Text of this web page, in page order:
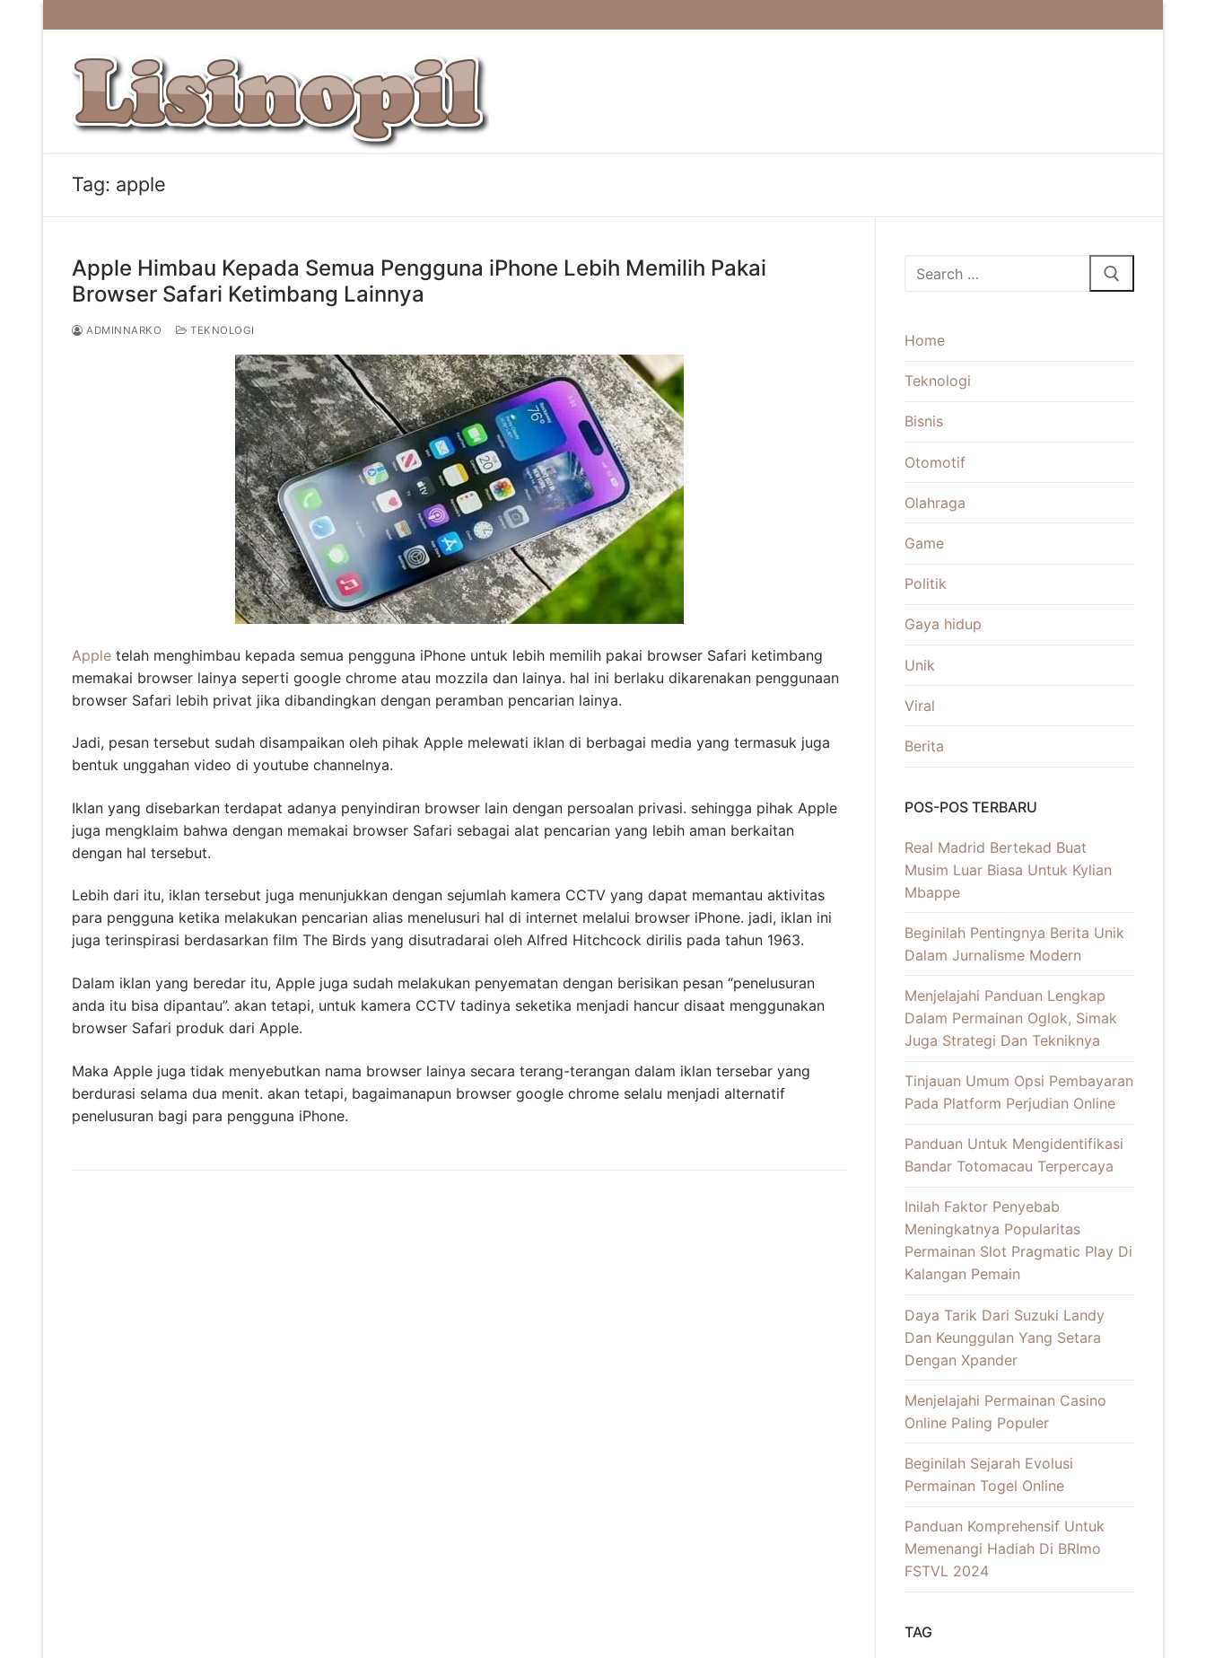
ke
konten
Tag: apple
Apple Himbau Kepada Semua Pengguna iPhone Lebih Memilih Pakai
Browser Safari Ketimbang Lainnya
ADMINNARKO TEKNOLOGI
Apple telah menghimbau kepada semua pengguna iPhone untuk lebih memilih pakai browser Safari ketimbang
memakai browser lainya seperti google chrome atau mozzila dan lainya. hal ini berlaku dikarenakan penggunaan
browser Safari lebih privat jika dibandingkan dengan peramban pencarian lainya.
Jadi, pesan tersebut sudah disampaikan oleh pihak Apple melewati iklan di berbagai media yang termasuk juga
bentuk unggahan video di youtube channelnya.
Iklan yang disebarkan terdapat adanya penyindiran browser lain dengan persoalan privasi. sehingga pihak Apple
juga mengklaim bahwa dengan memakai browser Safari sebagai alat pencarian yang lebih aman berkaitan
dengan hal tersebut.
Lebih dari itu, iklan tersebut juga menunjukkan dengan sejumlah kamera CCTV yang dapat memantau aktivitas
para pengguna ketika melakukan pencarian alias menelusuri hal di internet melalui browser iPhone. jadi, iklan ini
juga terinspirasi berdasarkan film The Birds yang disutradarai oleh Alfred Hitchcock dirilis pada tahun 1963.
Dalam iklan yang beredar itu, Apple juga sudah melakukan penyematan dengan berisikan pesan “penelusuran
anda itu bisa dipantau”. akan tetapi, untuk kamera CCTV tadinya seketika menjadi hancur disaat menggunakan
browser Safari produk dari Apple.
Maka Apple juga tidak menyebutkan nama browser lainya secara terang-terangan dalam iklan tersebar yang
berdurasi selama dua menit. akan tetapi, bagaimanapun browser google chrome selalu menjadi alternatif
penelusuran bagi para pengguna iPhone.
Cari:
Home
Teknologi
Bisnis
Otomotif
Olahraga
Game
Politik
Gaya hidup
Unik
Viral
Berita
POS-POS TERBARU
Real Madrid Bertekad Buat
Musim Luar Biasa Untuk Kylian
Mbappe
Beginilah Pentingnya Berita Unik
Dalam Jurnalisme Modern
Menjelajahi Panduan Lengkap
Dalam Permainan Oglok, Simak
Juga Strategi Dan Tekniknya
Tinjauan Umum Opsi Pembayaran
Pada Platform Perjudian Online
Panduan Untuk Mengidentifikasi
Bandar Totomacau Terpercaya
Inilah Faktor Penyebab
Meningkatnya Popularitas
Permainan Slot Pragmatic Play Di
Kalangan Pemain
Daya Tarik Dari Suzuki Landy
Dan Keunggulan Yang Setara
Dengan Xpander
Menjelajahi Permainan Casino
Online Paling Populer
Beginilah Sejarah Evolusi
Permainan Togel Online
Panduan Komprehensif Untuk
Memenangi Hadiah Di BRImo
FSTVL 2024
TAG